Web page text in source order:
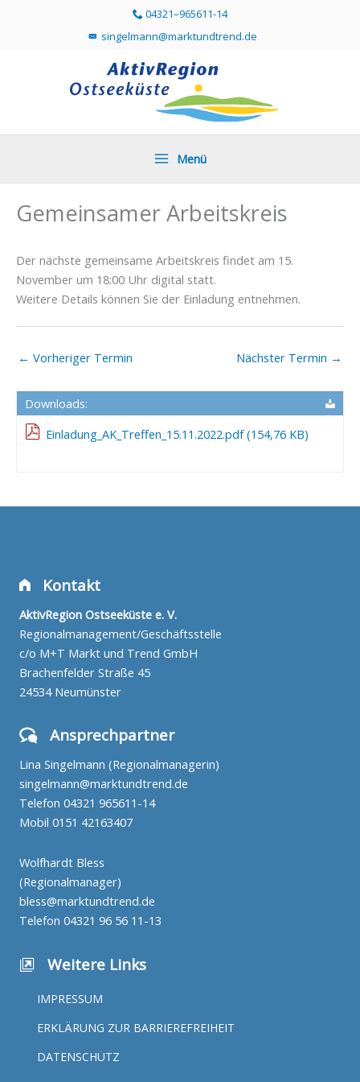
Telefonummer 04321 96561114 direkt
04321–965611-14
Mailprogramm öffnen und Mail an
singelmann@marktundtrend.de
Menü
Gemeinsamer Arbeitskreis
Der nächste gemeinsame Arbeitskreis findet am 15.
November um 18:00 Uhr digital statt.
Weitere Details können Sie der Einladung entnehmen.
← Vorheriger Termin Nächster Termin →
Downloads:
Einladung_AK_Treffen_15.11.2022.pdf (154,76 KB)
Kontakt
AktivRegion Ostseeküste e. V.
Regionalmanagement/Geschäftsstelle
c/o M+T Markt und Trend GmbH
Brachenfelder Straße 45
24534 Neumünster
Ansprechpartner
Lina Singelmann (Regionalmanagerin)
singelmann@marktundtrend.de
Telefon 04321 965611-14
Mobil 0151 42163407
Wolfhardt Bless
(Regionalmanager)
bless@marktundtrend.de
Telefon 04321 96 56 11-13
Weitere Links
IMPRESSUM
ERKLÄRUNG ZUR BARRIEREFREIHEIT
DATENSCHUTZ